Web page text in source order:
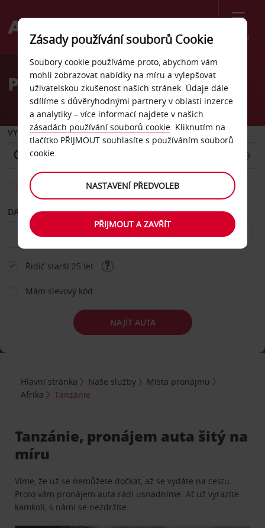
Menu
Welcome
AvisPronájem auta Tanzánie
VYZVEDNOUT Z
Vyberte si jiné místo vrácení
DATUM OD DATUM DO
Řidič starší 25 let
Mám slevový kód
NAJÍT AUTA
Hlavní stránka Naše služby
Místa pronájmu
Afrika
Tanzánie
Tanzánie, pronájem auta šitý na
míru
Víme, že už se nemůžete dočkat, až se vydáte na cestu.
Proto vám pronájem auta rádi usnadníme. Ať už vyrazíte
kamkoli, s námi se nezdržíte.
Zásady používání souborů Cookie
Soubory cookie používáme proto, abychom vám
mohli zobrazovat nabídky na míru a vylepšovat
uživatelskou zkušenost našich stránek. Údaje dále
sdílíme s důvěryhodnými partnery v oblasti inzerce
a analytiky – více informací najdete v našich
zásadách používání souborů cookie. Kliknutím na
tlačítko PŘIJMOUT souhlasíte s používáním souborů
cookie.
NASTAVENÍ PŘEDVOLEB
PŘIJMOUT A ZAVŘÍT